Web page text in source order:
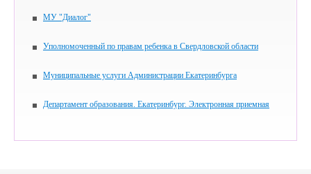
МУ "Диалог"
Уполномоченный по правам ребенка в Свердловской области
Муниципальные услуги Администрации Екатеринбурга
Департамент образования. Екатеринбург. Электронная приемная